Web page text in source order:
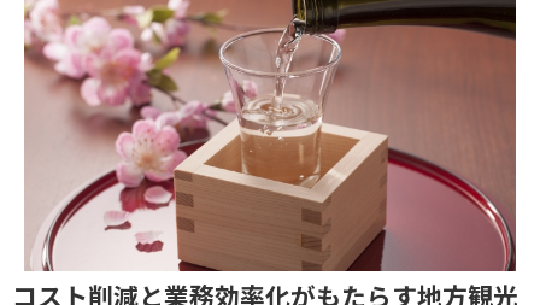
コスト削減と業務効率化がもたらす地方観光